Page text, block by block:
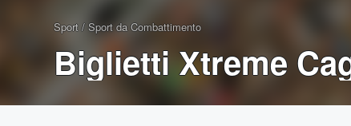
Sport / Sport da Combattimento
Biglietti Xtreme